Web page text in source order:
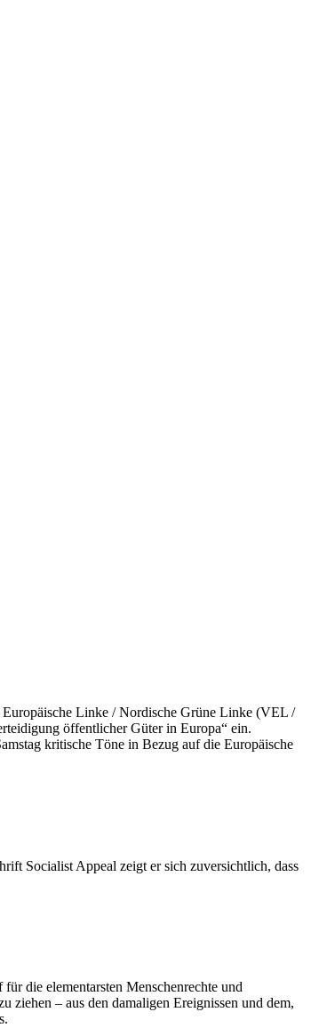
Europäische Linke / Nordische Grüne Linke (VEL /
öffentlicher Güter in Europa“ ein.
kritische Töne in Bezug auf die Europäische
Socialist Appeal zeigt er sich zuversichtlich, dass
die elementarsten Menschenrechte und
ziehen – aus den damaligen Ereignissen und dem,